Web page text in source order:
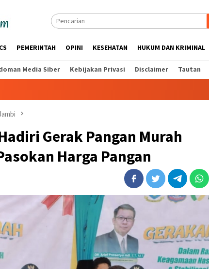
PEMERINTAH OPINI KESEHATAN HUKUM DAN KRIMINAL
Media Siber Kebijakan Privasi Disclaimer Tautan
Gerak Pangan Murah
Harga Pangan